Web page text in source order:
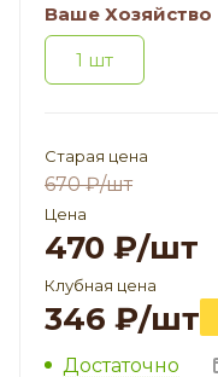
Ваше Хозяйство
1 шт
Старая цена
670₽/шт
Цена
470 ₽/шт
Клубная цена
346 ₽/шт
Достаточно